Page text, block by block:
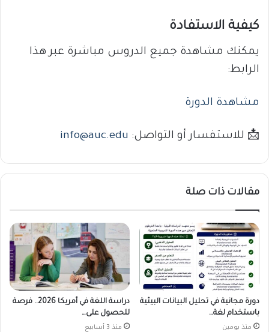
كيفية الاستفادة
يمكنك مشاهدة جميع الدروس مباشرة عبر هذا
الرابط:
مشاهدة الدورة
📩 للاستفسار أو التواصل: info@auc.edu
مقالات ذات صلة
دورة مجانية في تحليل البيانات البيئية
باستخدام لغة…
منذ يومين
دراسة اللغة في أمريكا 2026.. فرصة
للحصول على…
منذ 3 أسابيع